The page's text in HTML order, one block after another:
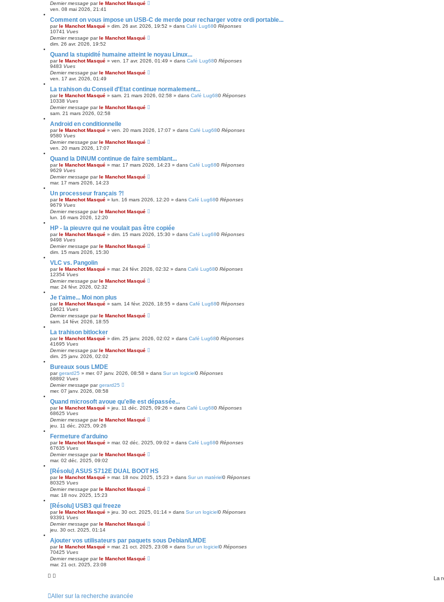
Dernier message parle Manchot Masqué
ven. 08 mai 2026, 21:41
Comment on vous impose un USB-C de merde pour recharger votre ordi portable...
parle Manchot Masqué » dim. 26 avr. 2026, 19:52 » dans Café Lug680 Réponses
10741 Vues
Dernier message parle Manchot Masqué
dim. 26 avr. 2026, 19:52
Quand la stupidité humaine atteint le noyau Linux...
parle Manchot Masqué » ven. 17 avr. 2026, 01:49 » dans Café Lug680 Réponses
9483 Vues
Dernier message parle Manchot Masqué
ven. 17 avr. 2026, 01:49
La trahison du Conseil d'Etat continue normalement...
parle Manchot Masqué » sam. 21 mars 2026, 02:58 » dans Café Lug680 Réponses
10338 Vues
Dernier message parle Manchot Masqué
sam. 21 mars 2026, 02:58
Android en conditionnelle
parle Manchot Masqué » ven. 20 mars 2026, 17:07 » dans Café Lug680 Réponses
9580 Vues
Dernier message parle Manchot Masqué
ven. 20 mars 2026, 17:07
Quand la DINUM continue de faire semblant...
parle Manchot Masqué » mar. 17 mars 2026, 14:23 » dans Café Lug680 Réponses
9629 Vues
Dernier message parle Manchot Masqué
mar. 17 mars 2026, 14:23
Un processeur français ?!
parle Manchot Masqué » lun. 16 mars 2026, 12:20 » dans Café Lug680 Réponses
9679 Vues
Dernier message parle Manchot Masqué
lun. 16 mars 2026, 12:20
HP - la pieuvre qui ne voulait pas être copiée
parle Manchot Masqué » dim. 15 mars 2026, 15:30 » dans Café Lug680 Réponses
9498 Vues
Dernier message parle Manchot Masqué
dim. 15 mars 2026, 15:30
VLC vs. Pangolin
parle Manchot Masqué » mar. 24 févr. 2026, 02:32 » dans Café Lug680 Réponses
12354 Vues
Dernier message parle Manchot Masqué
mar. 24 févr. 2026, 02:32
Je t'aime... Moi non plus
parle Manchot Masqué » sam. 14 févr. 2026, 18:55 » dans Café Lug680 Réponses
19621 Vues
Dernier message parle Manchot Masqué
sam. 14 févr. 2026, 18:55
La trahison bitlocker
parle Manchot Masqué » dim. 25 janv. 2026, 02:02 » dans Café Lug680 Réponses
41695 Vues
Dernier message parle Manchot Masqué
dim. 25 janv. 2026, 02:02
Bureaux sous LMDE
pargerard25 » mer. 07 janv. 2026, 08:58 » dans Sur un logiciel0 Réponses
68892 Vues
Dernier message pargerard25
mer. 07 janv. 2026, 08:58
Quand microsoft avoue qu'elle est dépassée...
parle Manchot Masqué » jeu. 11 déc. 2025, 09:26 » dans Café Lug680 Réponses
68625 Vues
Dernier message parle Manchot Masqué
jeu. 11 déc. 2025, 09:26
Fermeture d'arduino
parle Manchot Masqué » mar. 02 déc. 2025, 09:02 » dans Café Lug680 Réponses
67635 Vues
Dernier message parle Manchot Masqué
mar. 02 déc. 2025, 09:02
[Résolu] ASUS S712E DUAL BOOT HS
parle Manchot Masqué » mar. 18 nov. 2025, 15:23 » dans Sur un matériel0 Réponses
80325 Vues
Dernier message parle Manchot Masqué
mar. 18 nov. 2025, 15:23
[Résolu] USB3 qui freeze
parle Manchot Masqué » jeu. 30 oct. 2025, 01:14 » dans Sur un logiciel0 Réponses
93391 Vues
Dernier message parle Manchot Masqué
jeu. 30 oct. 2025, 01:14
Ajouter vos utilisateurs par paquets sous Debian/LMDE
parle Manchot Masqué » mar. 21 oct. 2025, 23:08 » dans Sur un logiciel0 Réponses
70425 Vues
Dernier message parle Manchot Masqué
mar. 21 oct. 2025, 23:08
La
Aller sur la recherche avancée